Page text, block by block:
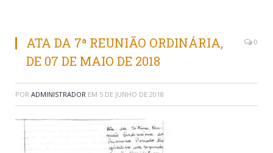
ATA DA 7ª REUNIÃO ORDINÁRIA,
DE 07 DE MAIO DE 2018
0
POR ADMINISTRADOR EM 5 DE JUNHO DE 2018